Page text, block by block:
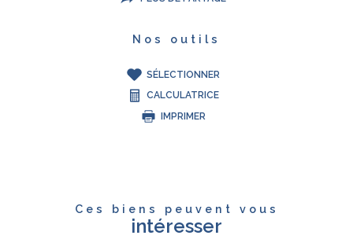
Nos outils
SÉLECTIONNER
CALCULATRICE
IMPRIMER
Ces biens peuvent vous
intéresser